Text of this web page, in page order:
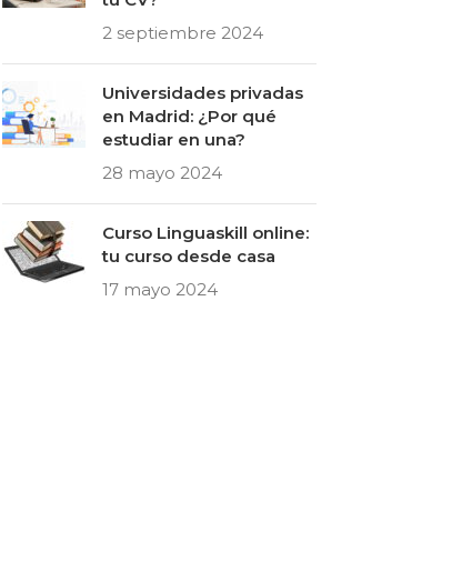
2 septiembre 2024
Universidades privadas
en Madrid: ¿Por qué
estudiar en una?
28 mayo 2024
Curso Linguaskill online:
tu curso desde casa
17 mayo 2024